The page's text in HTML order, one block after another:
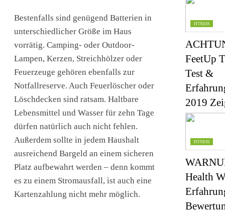
Bestenfalls sind genügend Batterien in
unterschiedlicher Größe im Haus
vorrätig. Camping- oder Outdoor-
Lampen, Kerzen, Streichhölzer oder
Feuerzeuge gehören ebenfalls zur
Notfallreserve. Auch Feuerlöscher oder
Löschdecken sind ratsam. Haltbare
Lebensmittel und Wasser für zehn Tage
dürfen natürlich auch nicht fehlen.
Außerdem sollte in jedem Haushalt
ausreichend Bargeld an einem sicheren
Platz aufbewahrt werden – denn kommt
es zu einem Stromausfall, ist auch eine
Kartenzahlung nicht mehr möglich.
FITNESS
FeetUp
Test &
2019
FITNESS
Health